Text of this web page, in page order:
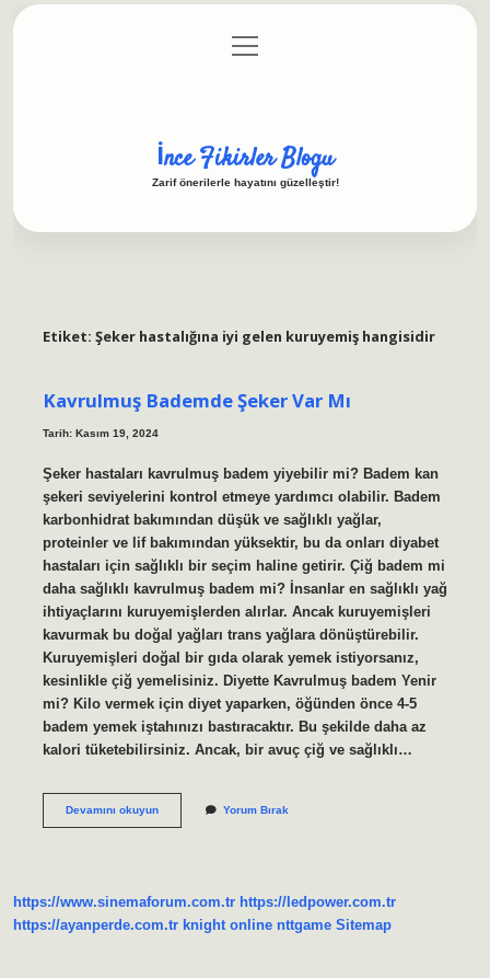
Gizlilik Politikası
menüyü
aç
İnce Fikirler Blogu
Zarif önerilerle hayatını güzelleştir!
Etiket: Şeker hastalığına iyi gelen kuruyemiş hangisidir
Kavrulmuş Bademde Şeker Var Mı
Tarih: Kasım 19, 2024
Şeker hastaları kavrulmuş badem yiyebilir mi? Badem kan
şekeri seviyelerini kontrol etmeye yardımcı olabilir. Badem
karbonhidrat bakımından düşük ve sağlıklı yağlar,
proteinler ve lif bakımından yüksektir, bu da onları diyabet
hastaları için sağlıklı bir seçim haline getirir. Çiğ badem mi
daha sağlıklı kavrulmuş badem mi? İnsanlar en sağlıklı yağ
ihtiyaçlarını kuruyemişlerden alırlar. Ancak kuruyemişleri
kavurmak bu doğal yağları trans yağlara dönüştürebilir.
Kuruyemişleri doğal bir gıda olarak yemek istiyorsanız,
kesinlikle çiğ yemelisiniz. Diyette Kavrulmuş badem Yenir
mi? Kilo vermek için diyet yaparken, öğünden önce 4-5
badem yemek iştahınızı bastıracaktır. Bu şekilde daha az
kalori tüketebilirsiniz. Ancak, bir avuç çiğ ve sağlıklı…
Devamını okuyunKavrulmuş
Yorum Bırak
https://www.sinemaforum.com.tr https://ledpower.com.tr
https://ayanperde.com.tr knight online nttgame Sitemap